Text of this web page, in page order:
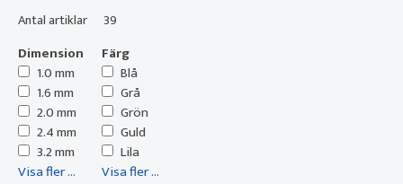
Antal artiklar 39
Dimension
1.0 mm
1.6 mm
2.0 mm
2.4 mm
3.2 mm
Visa fler ...
Färg
Blå
Grå
Grön
Guld
Lila
Visa fler ...